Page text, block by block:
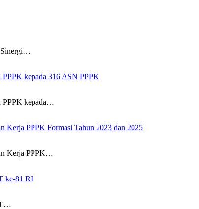
Sinergi…
PPPK kepada 316 ASN PPPK
PPPK kepada…
Kerja PPPK Formasi Tahun 2023 dan 2025
Kerja PPPK…
ke-81 RI